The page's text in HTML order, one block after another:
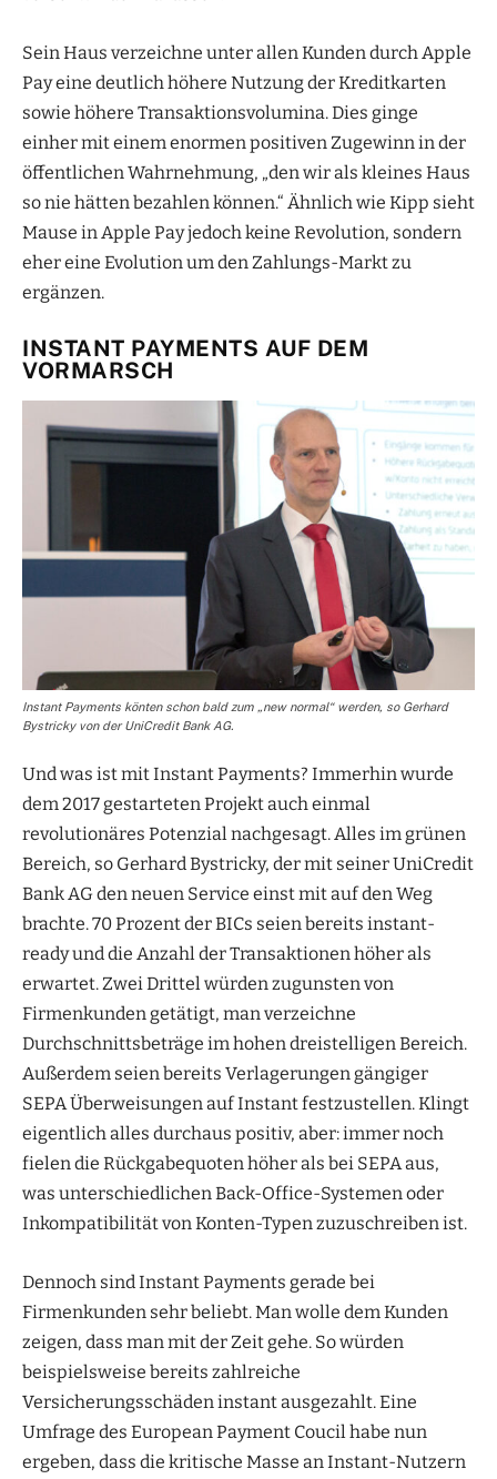
Sein Haus verzeichne unter allen Kunden durch Apple
Pay eine deutlich höhere Nutzung der Kreditkarten
sowie höhere Transaktionsvolumina. Dies ginge
einher mit einem enormen positiven Zugewinn in der
öffentlichen Wahrnehmung, „den wir als kleines Haus
so nie hätten bezahlen können.“ Ähnlich wie Kipp sieht
Mause in Apple Pay jedoch keine Revolution, sondern
eher eine Evolution um den Zahlungs-Markt zu
ergänzen.
INSTANT PAYMENTS AUF DEM
VORMARSCH
Instant Payments könten schon bald zum „new normal“ werden, so Gerhard
Bystricky von der UniCredit Bank AG.
Und was ist mit Instant Payments? Immerhin wurde
dem 2017 gestarteten Projekt auch einmal
revolutionäres Potenzial nachgesagt. Alles im grünen
Bereich, so Gerhard Bystricky, der mit seiner UniCredit
Bank AG den neuen Service einst mit auf den Weg
brachte. 70 Prozent der BICs seien bereits instant-
ready und die Anzahl der Transaktionen höher als
erwartet. Zwei Drittel würden zugunsten von
Firmenkunden getätigt, man verzeichne
Durchschnittsbeträge im hohen dreistelligen Bereich.
Außerdem seien bereits Verlagerungen gängiger
SEPA Überweisungen auf Instant festzustellen. Klingt
eigentlich alles durchaus positiv, aber: immer noch
fielen die Rückgabequoten höher als bei SEPA aus,
was unterschiedlichen Back-Office-Systemen oder
Inkompatibilität von Konten-Typen zuzuschreiben ist.
Dennoch sind Instant Payments gerade bei
Firmenkunden sehr beliebt. Man wolle dem Kunden
zeigen, dass man mit der Zeit gehe. So würden
beispielsweise bereits zahlreiche
Versicherungsschäden instant ausgezahlt. Eine
Umfrage des European Payment Coucil habe nun
ergeben, dass die kritische Masse an Instant-Nutzern